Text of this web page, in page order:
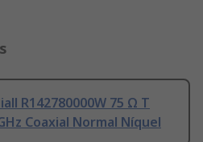
R142780000W 75 Ω T
Coaxial Normal Níquel